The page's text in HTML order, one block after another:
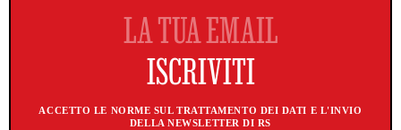
ACCETTO LE NORME SUL TRATTAMENTO DEI DATI E L'INVIO
DELLA NEWSLETTER DI RS